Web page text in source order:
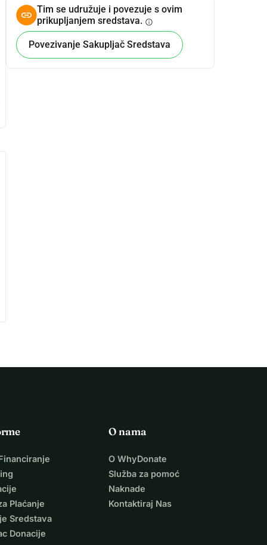
Tim se udružuje i povezuje s ovim
prikupljanjem sredstava. info
Povezivanje Sakupljač Sredstava
Plaćanje
Sredstava
Donacije
O nama
O WhyDonate
Služba za pomoć
Naknade
Kontaktiraj Nas